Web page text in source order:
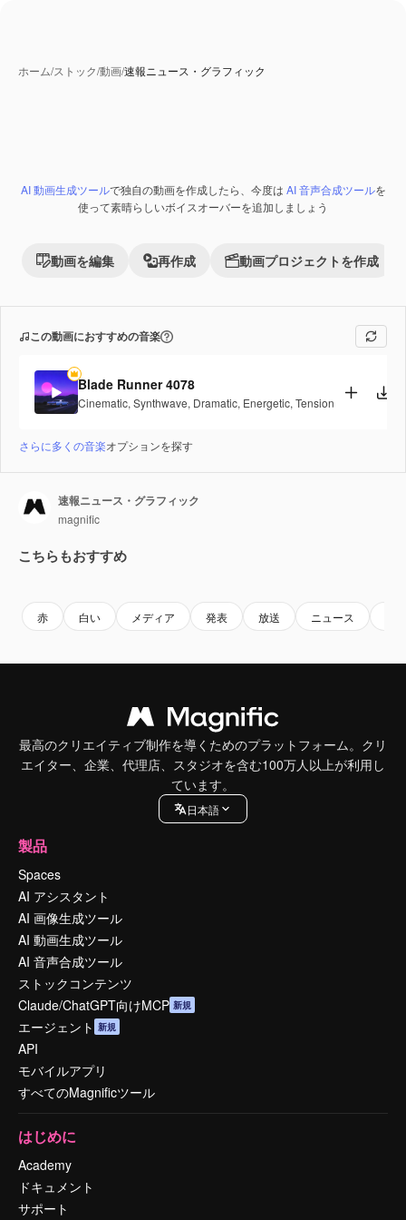
ホーム/ストック/動画/速報ニュース・グラフィック
AI 動画生成ツールで独自の動画を作成したら、今度は AI 音声合成ツールを
使って素晴らしいボイスオーバーを追加しましょう
動画を編集 再作成 動画プロジェクトを作成
この動画におすすめの音楽
Blade Runner 4078
Cinematic, Synthwave, Dramatic, Energetic, Tension
さらに多くの音楽オプションを探す
速報ニュース・グラフィック
magnific
こちらもおすすめ
赤 白い メディア 発表 放送 ニュース
最高のクリエイティブ制作を導くためのプラットフォーム。クリ
エイター、企業、代理店、スタジオを含む100万人以上が利用し
ています。
日本語
製品
Spaces
AI アシスタント
AI 画像生成ツール
AI 動画生成ツール
AI 音声合成ツール
ストックコンテンツ
Claude/ChatGPT向けMCP 新規
エージェント 新規
API
モバイルアプリ
すべてのMagnificツール
はじめに
Academy
ドキュメント
サポート